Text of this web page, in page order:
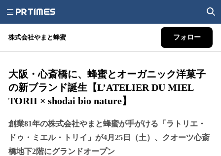
株式会社やまと蜂蜜 フォロー
大阪・心斎橋に、蜂蜜とオーガニック洋菓子
の新ブランド誕生【L’ATELIER DU MIEL
TORII × shodai bio nature】
創業81年の株式会社やまと蜂蜜が手がける「ラトリエ・
ドゥ・ミエル・トリイ」が4月25日（土）、クオーツ心斎
橋地下2階にグランドオープン